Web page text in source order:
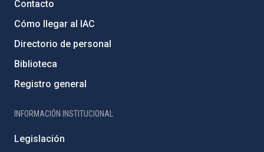
Contacto
Cómo llegar al IAC
Directorio de personal
Biblioteca
Registro general
INFORMACIÓN INSTITUCIONAL
Legislación